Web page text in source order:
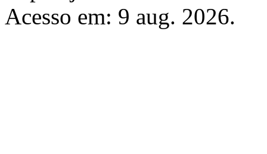
Acesso em: 9 aug. 2026.